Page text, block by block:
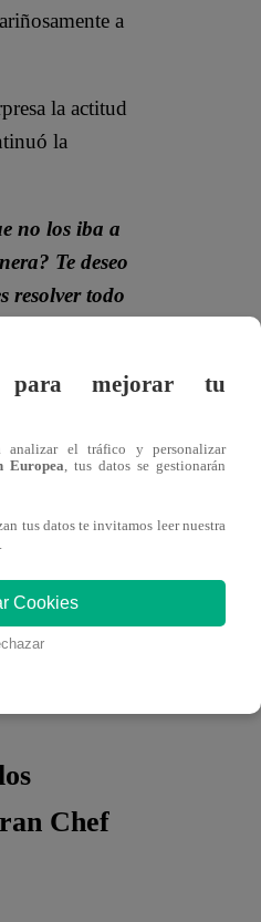
a
la actitud
la
no los iba a
Te deseo
resolver todo
cambio
Chef
para mejorar tu
el tráfico y personalizar
Europea, tus datos se gestionarán
tus datos te invitamos leer nuestra
.
Cookies